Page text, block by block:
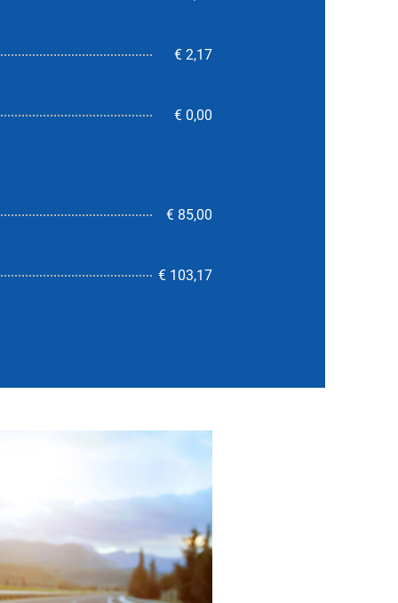
€ 2,17
€ 0,00
€ 85,00
€ 103,174,2